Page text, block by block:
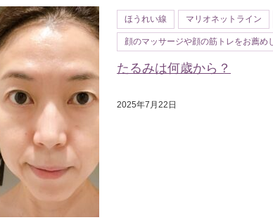
ほうれい線 マリオネットライン
顔のマッサージや顔の筋トレをお薦め
たるみは何歳から？
2025年7月22日